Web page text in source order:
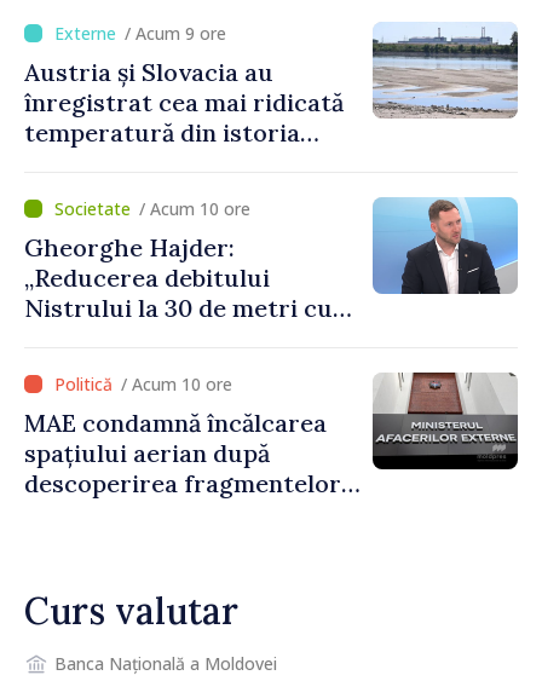
mari pentru bănci, tutun și
jocurile de noroc
/ Acum 9 ore
Austria și Slovacia au
înregistrat cea mai ridicată
temperatură din istoria
/ Acum 10 ore
Gheorghe Hajder:
„Reducerea debitului
Nistrului la 30 de metri cubi
„catastrofă naturală”
/ Acum 10 ore
MAE condamnă încălcarea
spațiului aerian după
descoperirea fragmentelor
Curs valutar
Banca Națională a Moldovei